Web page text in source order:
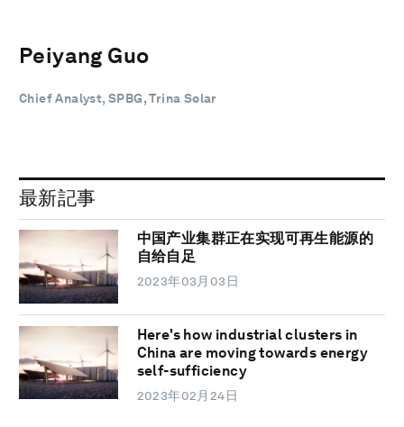
Peiyang Guo
Chief Analyst, SPBG, Trina Solar
最新記事
中国产业集群正在实现可再生能源的
自给自足
2023年03月03日
Here's how industrial clusters in
China are moving towards energy
self-sufficiency
2023年02月24日